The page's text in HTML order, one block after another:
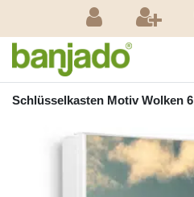
Schlüsselkasten Motiv Wolken 6